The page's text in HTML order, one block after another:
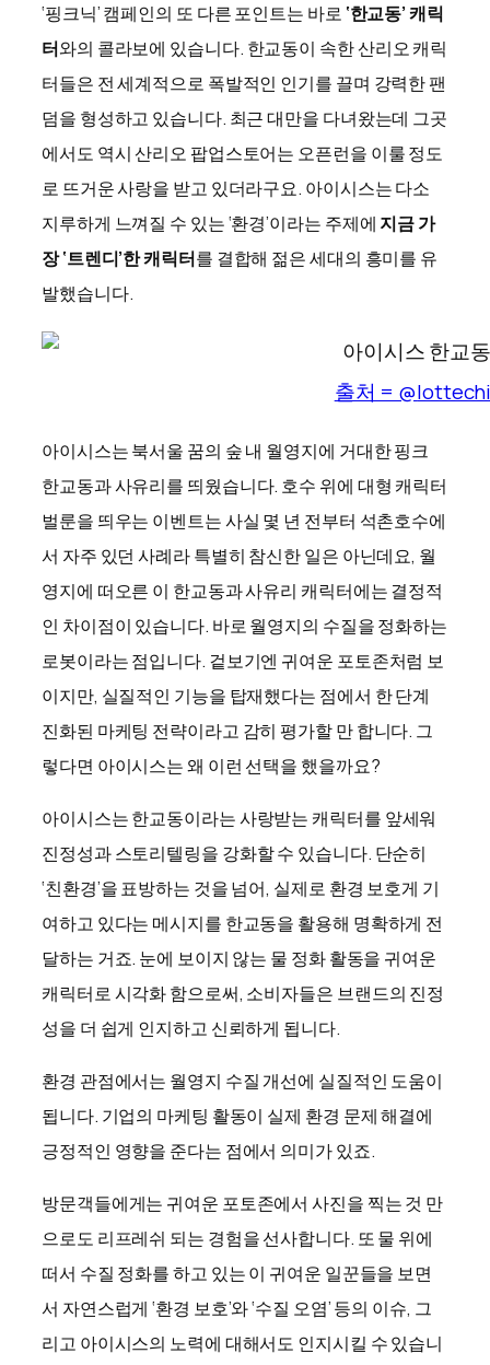
‘핑크닉’ 캠페인의 또 다른 포인트는 바로 ‘한교동’ 캐릭
터와의 콜라보에 있습니다. 한교동이 속한 산리오 캐릭
터들은 전 세계적으로 폭발적인 인기를 끌며 강력한 팬
덤을 형성하고 있습니다. 최근 대만을 다녀왔는데 그곳
에서도 역시 산리오 팝업스토어는 오픈런을 이룰 정도
로 뜨거운 사랑을 받고 있더라구요. 아이시스는 다소
지루하게 느껴질 수 있는 ‘환경’이라는 주제에 지금 가
장 ‘트렌디’한 캐릭터를 결합해 젊은 세대의 흥미를 유
발했습니다.
출처 = @
아이시스는 북서울 꿈의 숲 내 월영지에 거대한 핑크
한교동과 사유리를 띄웠습니다. 호수 위에 대형 캐릭터
벌룬을 띄우는 이벤트는 사실 몇 년 전부터 석촌호수에
서 자주 있던 사례라 특별히 참신한 일은 아닌데요, 월
영지에 떠오른 이 한교동과 사유리 캐릭터에는 결정적
인 차이점이 있습니다. 바로 월영지의 수질을 정화하는
로봇이라는 점입니다. 겉보기엔 귀여운 포토존처럼 보
이지만, 실질적인 기능을 탑재했다는 점에서 한 단계
진화된 마케팅 전략이라고 감히 평가할 만 합니다. 그
렇다면 아이시스는 왜 이런 선택을 했을까요?
아이시스는 한교동이라는 사랑받는 캐릭터를 앞세워
진정성과 스토리텔링을 강화할 수 있습니다. 단순히
‘친환경’을 표방하는 것을 넘어, 실제로 환경 보호게 기
여하고 있다는 메시지를 한교동을 활용해 명확하게 전
달하는 거죠. 눈에 보이지 않는 물 정화 활동을 귀여운
캐릭터로 시각화 함으로써, 소비자들은 브랜드의 진정
성을 더 쉽게 인지하고 신뢰하게 됩니다.
환경 관점에서는 월영지 수질 개선에 실질적인 도움이
됩니다. 기업의 마케팅 활동이 실제 환경 문제 해결에
긍정적인 영향을 준다는 점에서 의미가 있죠.
방문객들에게는 귀여운 포토존에서 사진을 찍는 것 만
으로도 리프레쉬 되는 경험을 선사합니다. 또 물 위에
떠서 수질 정화를 하고 있는 이 귀여운 일꾼들을 보면
서 자연스럽게 ‘환경 보호’와 ‘수질 오염’ 등의 이슈, 그
리고 아이시스의 노력에 대해서도 인지시킬 수 있습니